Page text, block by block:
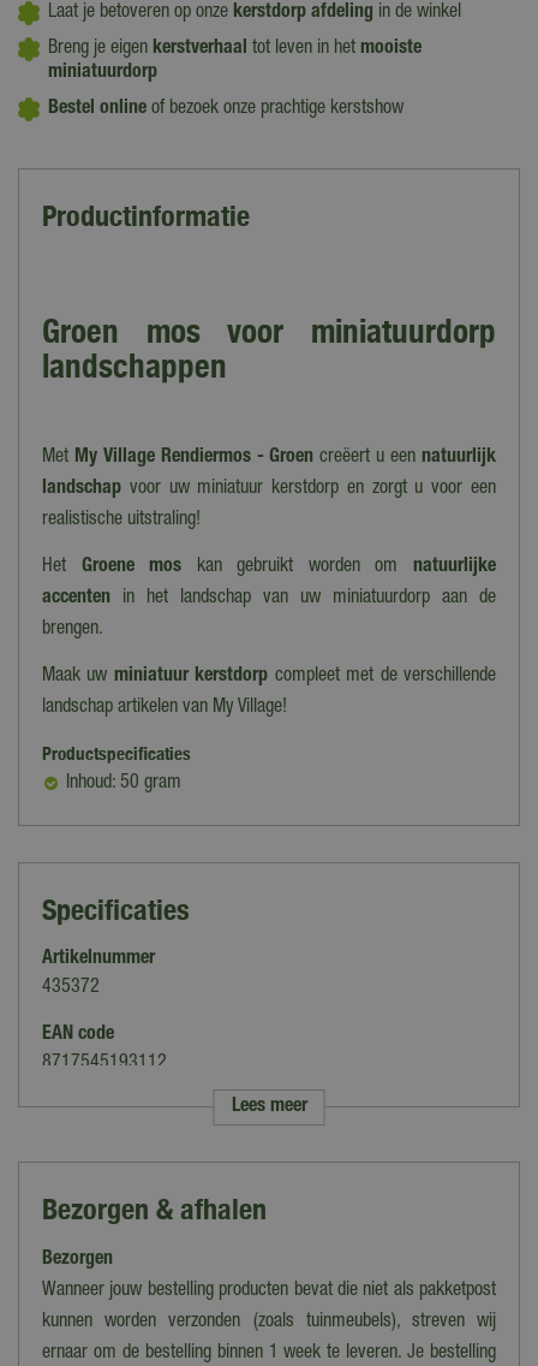
Laat je betoveren op onze kerstdorp afdeling in de winkel
Breng je eigen kerstverhaal tot leven in het mooiste
miniatuurdorp
Bestel online of bezoek onze prachtige kerstshow
Productinformatie
Groen mos voor miniatuurdorp
landschappen
Met My Village Rendiermos - Groencreëert u eennatuurlijk
landschap voor uw miniatuur kerstdorp en zorgt u voor een
realistische uitstraling!
Het Groene mos kan gebruikt worden omnatuurlijke
accenten in het landschap van uw miniatuurdorp aan de
brengen.
Maak uw miniatuur kerstdorp compleet met de verschillende
landschap artikelen van My Village!
Productspecificaties
Inhoud: 50 gram
Specificaties
Artikelnummer
435372
EAN code
8717545193112
Merk
Mos
Soort
Bekleding
Lees meer
Bezorgen & afhalen
Bezorgen
Wanneer jouw bestelling producten bevat die niet als pakketpost
kunnen worden verzonden (zoals tuinmeubels), streven wij
ernaar om de bestelling binnen 1 week te leveren. Je bestelling